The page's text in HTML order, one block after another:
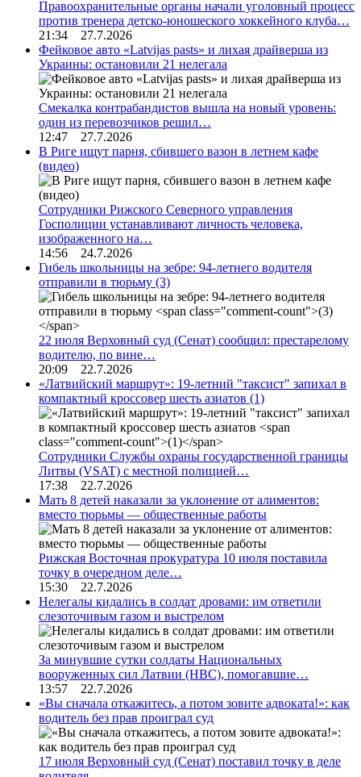
Правоохранительные органы начали уголовный процесс
против тренера детско-юношеского хоккейного клуба…
21:34 27.7.2026
Фейковое авто «Latvijas pasts» и лихая драйверша из
Украины: остановили 21 нелегала
Смекалка контрабандистов вышла на новый уровень:
один из перевозчиков решил…
12:47 27.7.2026
В Риге ищут парня, сбившего вазон в летнем кафе
(видео)
Сотрудники Рижского Северного управления
Госполиции устанавливают личность человека,
изображенного на…
14:56 24.7.2026
Гибель школьницы на зебре: 94-летнего водителя
отправили в тюрьму (3)
22 июля Верховный суд (Сенат) сообщил: престарелому
водителю, по вине…
20:09 22.7.2026
«Латвийский маршрут»: 19-летний "таксист" запихал в
компактный кроссовер шесть азиатов (1)
Сотрудники Службы охраны государственной границы
Литвы (VSAT) с местной полицией…
17:38 22.7.2026
Мать 8 детей наказали за уклонение от алиментов:
вместо тюрьмы — общественные работы
Рижская Восточная прокуратура 10 июля поставила
точку в очередном деле…
15:30 22.7.2026
Нелегалы кидались в солдат дровами: им ответили
слезоточивым газом и выстрелом
За минувшие сутки солдаты Национальных
вооруженных сил Латвии (НВС), помогавшие…
13:57 22.7.2026
«Вы сначала откажитесь, а потом зовите адвоката!»: как
водитель без прав проиграл суд
17 июля Верховный суд (Сенат) поставил точку в деле